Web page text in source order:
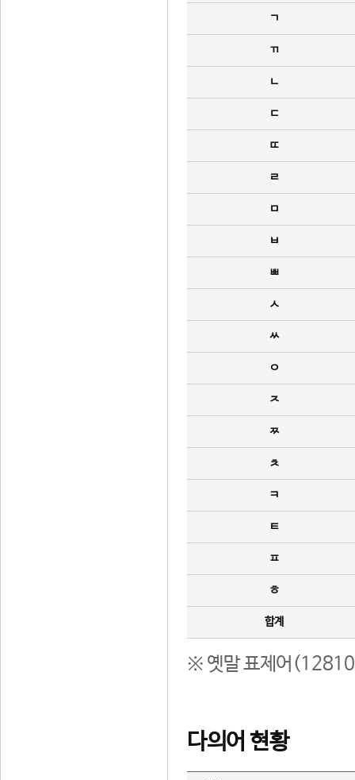
ㄱ
ㄲ
ㄴ
ㄷ
ㄸ
ㄹ
ㅁ
ㅂ
ㅃ
ㅅ
ㅆ
ㅇ
ㅈ
ㅉ
ㅊ
ㅋ
ㅌ
ㅍ
ㅎ
합계
※ 옛말 표제어(12810
다의어 현황